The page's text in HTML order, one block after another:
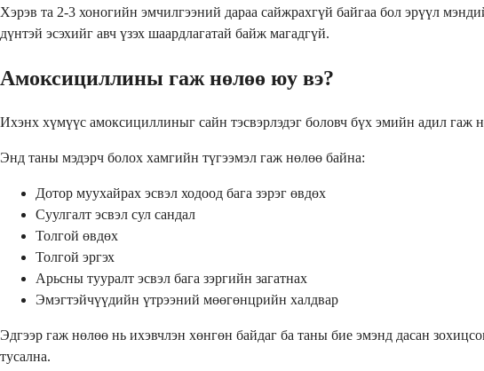
Хэрэв та 2-3 хоногийн эмчилгээний дараа сайжрахгүй байгаа бол эрүүл
дүнтэй эсэхийг авч үзэх шаардлагатай байж магадгүй.
Амоксициллины гаж нөлөө юу вэ?
Ихэнх хүмүүс амоксициллиныг сайн тэсвэрлэдэг боловч бүх эмийн адил гаж
Энд таны мэдэрч болох хамгийн түгээмэл гаж нөлөө байна:
Дотор муухайрах эсвэл ходоод бага зэрэг өвдөх
Суулгалт эсвэл сул сандал
Толгой өвдөх
Толгой эргэх
Арьсны тууралт эсвэл бага зэргийн загатнах
Эмэгтэйчүүдийн үтрээний мөөгөнцрийн халдвар
Эдгээр гаж нөлөө нь ихэвчлэн хөнгөн байдаг ба таны бие эмэнд дасан
тусална.